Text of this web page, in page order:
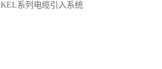
KEL系列电缆引入系统